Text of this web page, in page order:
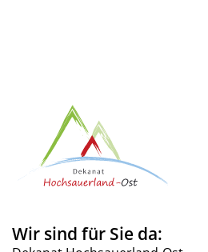
Wir sind für Sie da: